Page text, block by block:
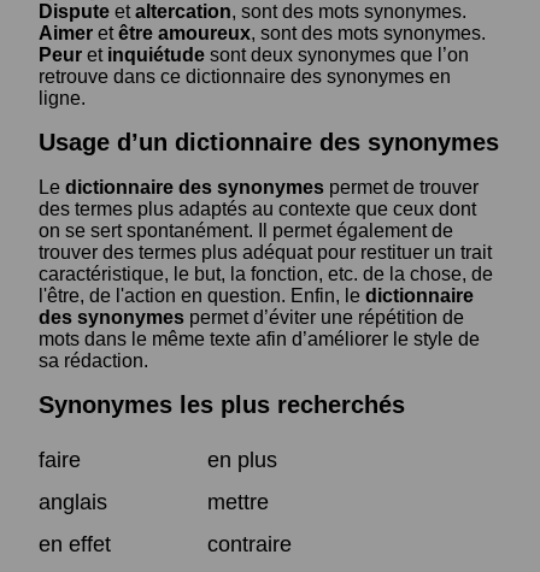
Dispute etaltercation, sont des mots synonymes.
Aimer etêtre amoureux, sont des mots synonymes.
Peur et inquiétude sont deux synonymes que l’on
retrouve dans ce dictionnaire des synonymes en
ligne.
Usage d’un dictionnaire des synonymes
Le dictionnaire des synonymes permet de trouver
des termes plus adaptés au contexte que ceux dont
on se sert spontanément. Il permet également de
trouver des termes plus adéquat pour restituer un trait
caractéristique, le but, la fonction, etc. de la chose, de
l'être, de l'action en question. Enfin, le dictionnaire
des synonymes permet d’éviter une répétition de
mots dans le même texte afin d’améliorer le style de
sa rédaction.
Synonymes les plus recherchés
faire
en plus
anglais
mettre
en effet
contraire